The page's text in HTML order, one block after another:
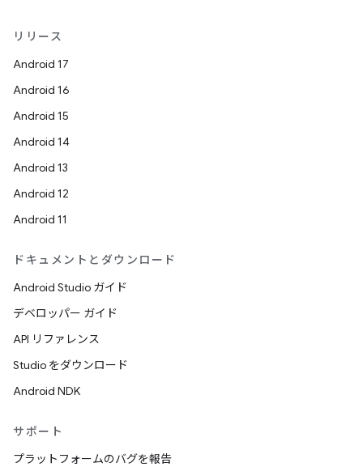
リリース
Android 17
Android 16
Android 15
Android 14
Android 13
Android 12
Android 11
ドキュメントとダウンロード
Android Studio ガイド
デベロッパー ガイド
API リファレンス
Studio をダウンロード
Android NDK
サポート
プラットフォームのバグを報告